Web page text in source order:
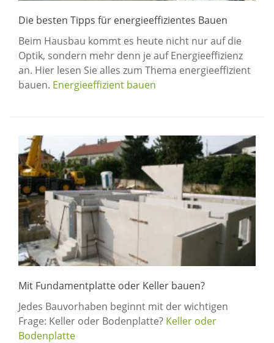
Die besten Tipps für energieeffizientes Bauen
Beim Hausbau kommt es heute nicht nur auf die
Optik, sondern mehr denn je auf Energieeffizienz
an. Hier lesen Sie alles zum Thema energieeffizient
bauen. Energieeffizient bauen
Mit Fundamentplatte oder Keller bauen?
Jedes Bauvorhaben beginnt mit der wichtigen
Frage: Keller oder Bodenplatte? Keller oder
Bodenplatte